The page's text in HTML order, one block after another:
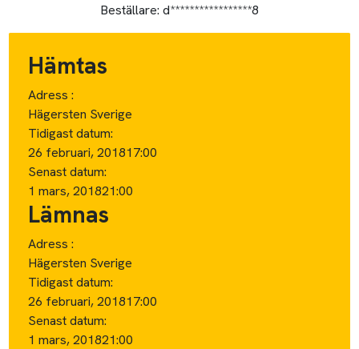
Beställare: d*****************8
Hämtas
Adress :
Hägersten Sverige
Tidigast datum:
26 februari, 201817:00
Senast datum:
1 mars, 201821:00
Lämnas
Adress :
Hägersten Sverige
Tidigast datum:
26 februari, 201817:00
Senast datum:
1 mars, 201821:00